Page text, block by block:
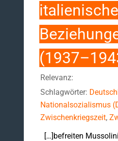
italienische
Relevanz:
Schlagwörter:
Nationalsozialismus
Zwischenkriegszeit,
[…]befreiten